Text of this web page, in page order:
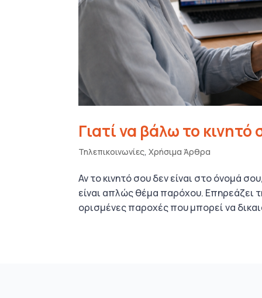
Γιατί να βάλω το
Τηλεπικοινωνίες,Χρήσιμα Άρθρα
Αν το κινητό σου δεν είναι στο όνομά
είναι απλώς θέμα παρόχου. Επηρεάζει
ορισμένες παροχές που μπορεί να